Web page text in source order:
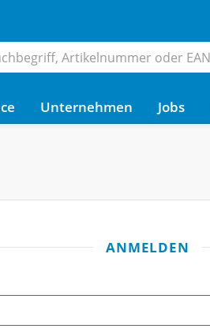
Unternehmen Jobs
ANMELDEN